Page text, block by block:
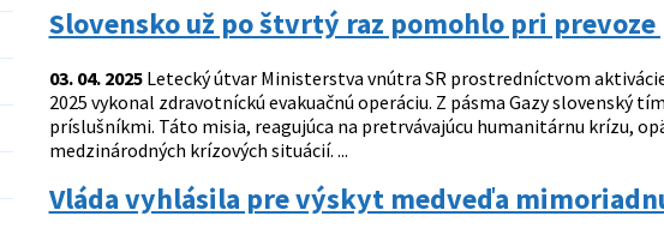
Slovensko už po štvrtý raz pomohlo pri prevoze
03. 04. 2025Letecký útvar Ministerstva vnútra SR prostredníctvom
2025 vykonal zdravotníckú evakuačnú operáciu. Z pásma Gazy slovenský
príslušníkmi. Táto misia, reagujúca na pretrvávajúcu humanitárnu krízu,
medzinárodných krízových situácií. ...
Vláda vyhlásila pre výskyt medveďa